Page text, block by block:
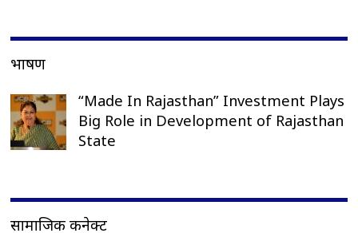
भाषण
“Made In Rajasthan” Investment Plays
Big Role in Development of Rajasthan
State
सामाजिक कनेक्ट